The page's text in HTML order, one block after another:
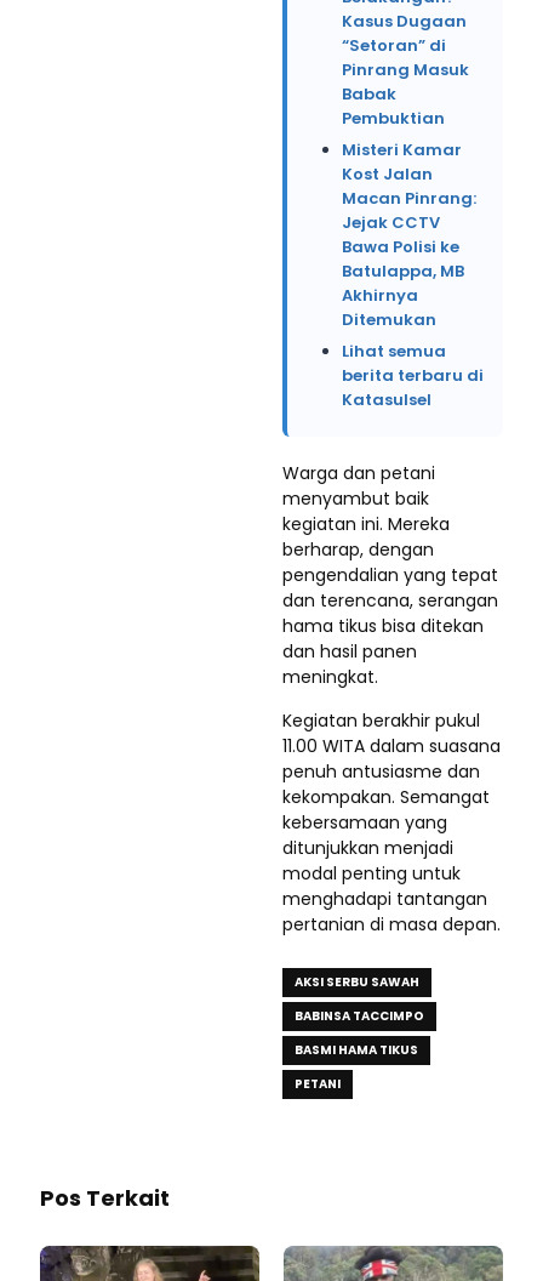
Kasus Dugaan
“Setoran” di
Pinrang Masuk
Babak
Pembuktian
Misteri Kamar
Kost Jalan
Macan Pinrang:
Jejak CCTV
Bawa Polisi ke
Batulappa, MB
Akhirnya
Ditemukan
Lihat semua
berita terbaru di
Katasulsel
Warga dan petani
menyambut baik
kegiatan ini. Mereka
berharap, dengan
pengendalian yang tepat
dan terencana, serangan
hama tikus bisa ditekan
dan hasil panen
meningkat.
Kegiatan berakhir pukul
11.00 WITA dalam suasana
penuh antusiasme dan
kekompakan. Semangat
kebersamaan yang
ditunjukkan menjadi
modal penting untuk
menghadapi tantangan
pertanian di masa depan.
AKSI SERBU SAWAH
BABINSA TACCIMPO
BASMI HAMA TIKUS
PETANI
Pos Terkait